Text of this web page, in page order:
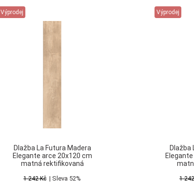
Výprodej
Dlažba La Futura Madera
Elegante arce 20x120 cm
matná rektifikovaná
1 242 Kč | Sleva 52%
Výprodej
Dlažba
1